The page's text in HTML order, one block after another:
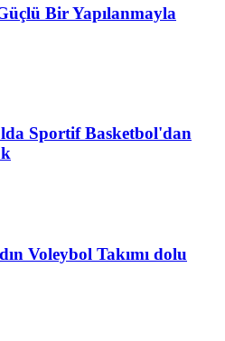
Bir Yapılanmayla
Sportif Basketbol'dan
Voleybol Takımı dolu